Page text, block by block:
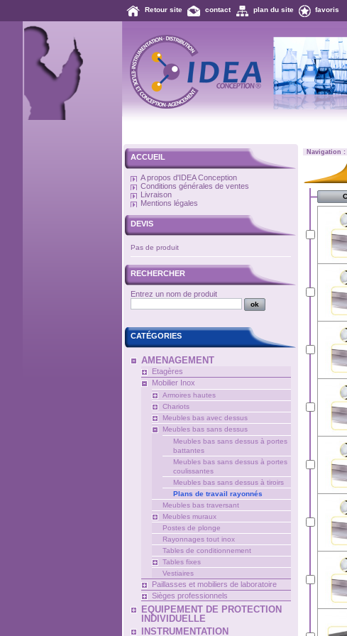
Retour site contact plan du site favoris
ACCUEIL
A propos d'IDEA Conception
Conditions générales de ventes
Livraison
Mentions légales
DEVIS
Pas de produit
RECHERCHER
Entrez un nom de produit
CATÉGORIES
AMENAGEMENT
Etagères
Mobilier Inox
Armoires hautes
Chariots
Meubles bas avec dessus
Meubles bas sans dessus
Meubles bas sans dessus à portes
battantes
Meubles bas sans dessus à portes
coulissantes
Meubles bas sans dessus à tiroirs
Plans de travail rayonnés
Meubles bas traversant
Meubles muraux
Postes de plonge
Rayonnages tout inox
Tables de conditionnement
Tables fixes
Vestiaires
Paillasses et mobiliers de laboratoire
Sièges professionnels
EQUIPEMENT DE PROTECTION
INDIVIDUELLE
INSTRUMENTATION
Navigation :